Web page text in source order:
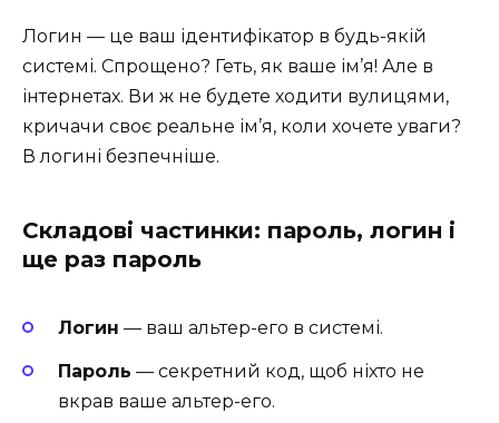
Логин — це ваш ідентифікатор в будь-якій
системі. Спрощено? Геть, як ваше ім’я! Але в
інтернетах. Ви ж не будете ходити вулицями,
кричачи своє реальне ім’я, коли хочете уваги?
В логині безпечніше.
Складові частинки: пароль, логин і
ще раз пароль
Логин — ваш альтер-его в системі.
Пароль — секретний код, щоб ніхто не
вкрав ваше альтер-его.